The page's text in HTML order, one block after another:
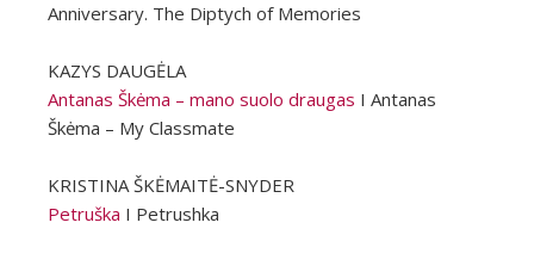
Anniversary. The Diptych of Memories
KAZYS DAUGĖLA
Antanas Škėma – mano suolo draugas I Antanas
Škėma – My Classmate
KRISTINA ŠKĖMAITĖ-SNYDER
Petruška I Petrushka